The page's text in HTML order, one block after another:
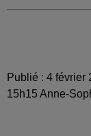
Publié : 4 février
15h15 Anne-